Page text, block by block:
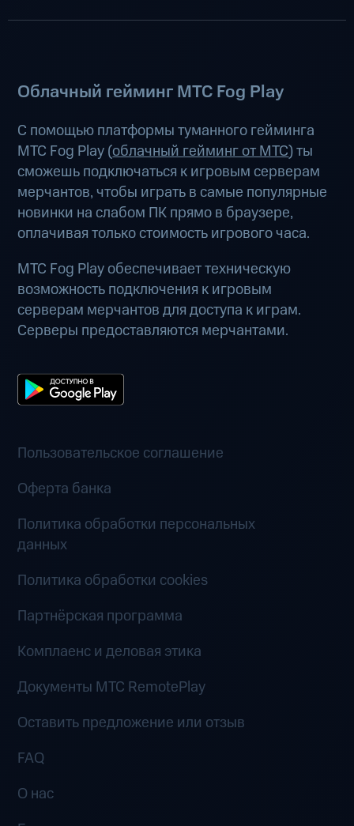
Облачный гейминг МТС Fog Play
С помощью платформы туманного гейминга
МТС Fog Play (облачный гейминг от МТС) ты
сможешь подключаться к игровым серверам
мерчантов, чтобы играть в самые популярные
новинки на слабом ПК прямо в браузере,
оплачивая только стоимость игрового часа.
МТС Fog Play обеспечивает техническую
возможность подключения к игровым
серверам мерчантов для доступа к играм.
Серверы предоставляются мерчантами.
Пользовательское соглашение
Оферта банка
Политика обработки персональных
данных
Политика обработки cookies
Партнёрская программа
Комплаенс и деловая этика
Документы MTC RemotePlay
Оставить предложение или отзыв
FAQ
О нас